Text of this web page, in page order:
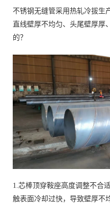
不锈钢无缝管采用热轧冷拔生
直线壁厚不均匀、头尾壁厚厚
的？
1.芯棒顶穿鞍座高度调整不合
触表面冷却过快，导致壁厚不